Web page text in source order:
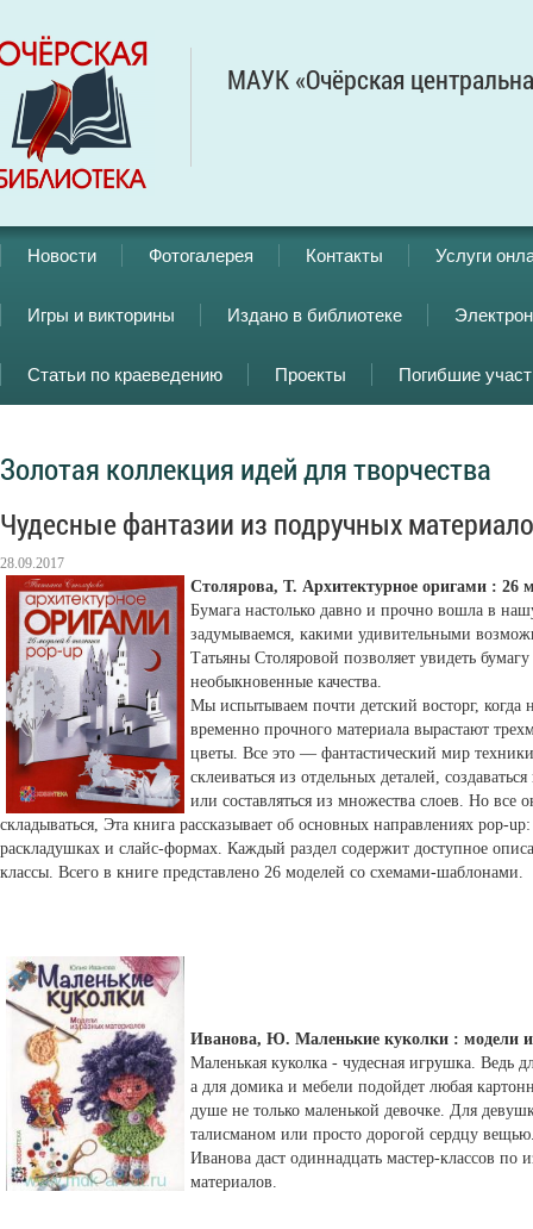
МАУК «Очёрская
Новости Фотогалерея Контакты Услуги
Игры и викторины Издано в библиотеке
Статьи по краеведению Проекты Погибшие
Золотая коллекция идей для творчества
Чудесные фантазии из подручных
28.09.2017
Столярова, Т. Архитектурное оригами : 26
Бумага настолько давно и прочно вошла в
задумываемся, какими удивительными
Татьяны Столяровой позволяет увидеть
необыкновенные качества.
Мы испытываем почти детский восторг, когда
временно прочного материала вырастают
цветы. Все это — фантастический мир
склеиваться из отдельных деталей,
или составляться из множества слоев. Но все
складываться, Эта книга рассказывает об основных направлениях pop-
раскладушках и слайс-формах. Каждый раздел содержит доступное
классы. Всего в книге представлено 26 моделей со схемами-шаблонами.
Иванова, Ю. Маленькие куколки : модели
Маленькая куколка - чудесная игрушка. Ведь
а для домика и мебели подойдет любая
душе не только маленькой девочке. Для
талисманом или просто дорогой сердцу
Иванова даст одиннадцать мастер-классов по
материалов.